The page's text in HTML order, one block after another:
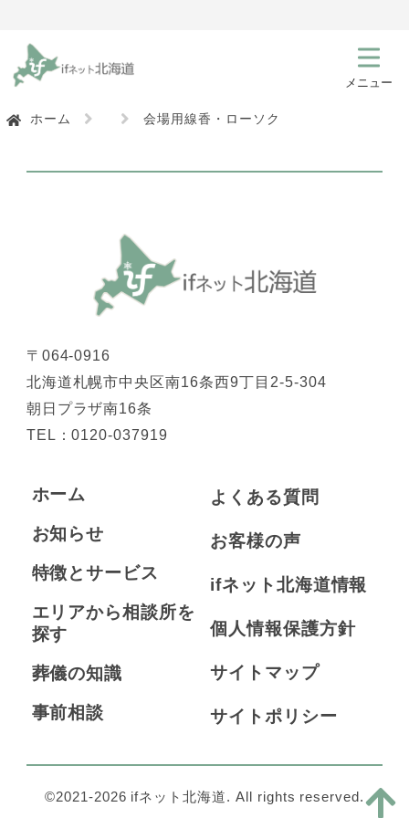
ホーム 会場用線香・ローソク
〒064-0916
北海道札幌市中央区南16条西9丁目2-5-304
朝日プラザ南16条
TEL：0120-037919
ホーム
お知らせ
特徴とサービス
エリアから相談所を
探す
葬儀の知識
事前相談
よくある質問
お客様の声
ifネット北海道情報
個人情報保護方針
サイトマップ
サイトポリシー
©2021-2026 ifネット北海道. All rights reserved.